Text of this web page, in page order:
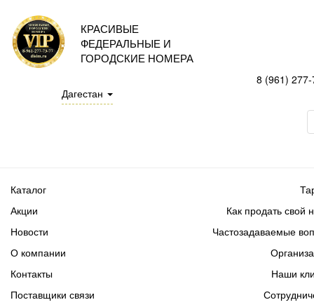
КРАСИВЫЕ
ФЕДЕРАЛЬНЫЕ И
ГОРОДСКИЕ НОМЕРА
Дагестан
8 (961)
Каталог
Акции
Новости
Как продать свой
Частозадаваемые
О компании
Контакты
Поставщики связи
Наши